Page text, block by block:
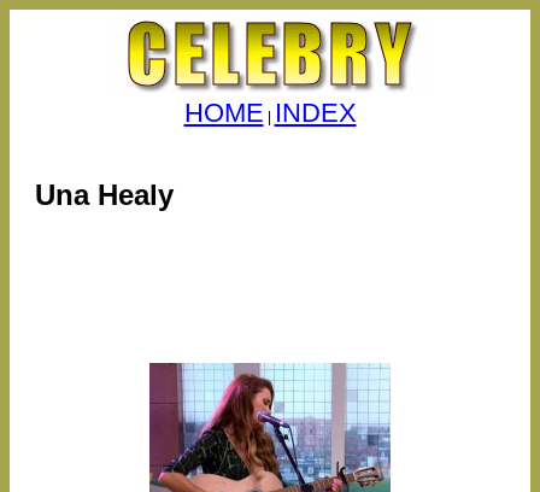
HOME INDEX
Una Healy